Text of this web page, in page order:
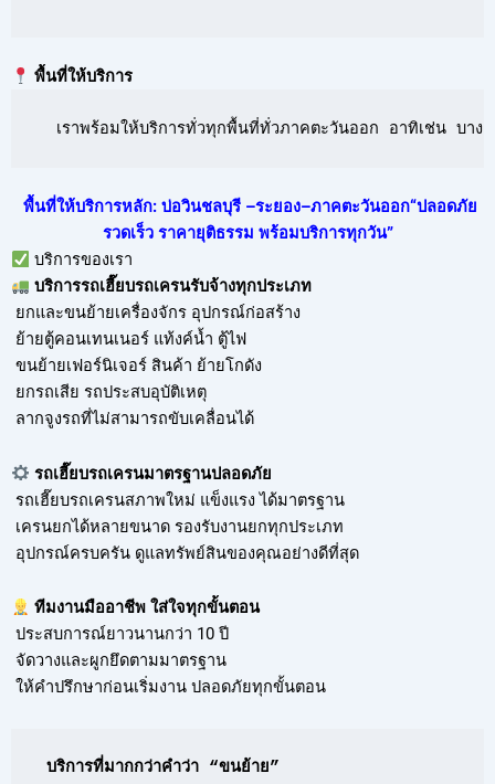
พื้นที่ให้บริการ
เราพร้อมให้บริการทั่วทุกพื้นที่ทั่วภาคตะวันออก อาทิเช่น บาง
พื้นที่ให้บริการหลัก: บ่อวินชลบุรี –ระยอง–ภาคตะวันออก“ปลอดภัย
รวดเร็ว ราคายุติธรรม พร้อมบริการทุกวัน”
บริการของเรา
บริการรถเฮี๊ยบรถเครนรับจ้างทุกประเภท
ยกและขนย้ายเครื่องจักร อุปกรณ์ก่อสร้าง
ย้ายตู้คอนเทนเนอร์ แท้งค์น้ำ ตู้ไฟ
ขนย้ายเฟอร์นิเจอร์ สินค้า ย้ายโกดัง
ยกรถเสีย รถประสบอุบัติเหตุ
ลากจูงรถที่ไม่สามารถขับเคลื่อนได้
รถเฮี๊ยบรถเครนมาตรฐานปลอดภัย
รถเฮี๊ยบรถเครนสภาพใหม่ แข็งแรง ได้มาตรฐาน
เครนยกได้หลายขนาด รองรับงานยกทุกประเภท
อุปกรณ์ครบครัน ดูแลทรัพย์สินของคุณอย่างดีที่สุด
ทีมงานมืออาชีพ ใส่ใจทุกขั้นตอน
ประสบการณ์ยาวนานกว่า 10 ปี
จัดวางและผูกยึดตามมาตรฐาน
ให้คำปรึกษาก่อนเริ่มงาน ปลอดภัยทุกขั้นตอน
บริการที่มากกว่าคำว่า “ขนย้าย”